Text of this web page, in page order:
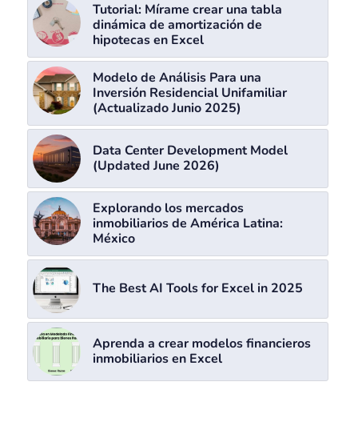
Tutorial: Mírame crear una tabla
dinámica de amortización de
hipotecas en Excel
Modelo de Análisis Para una
Inversión Residencial Unifamiliar
(Actualizado Junio 2025)
Data Center Development Model
(Updated June 2026)
Explorando los mercados
inmobiliarios de América Latina:
México
The Best AI Tools for Excel in 2025
Aprenda a crear modelos financieros
inmobiliarios en Excel